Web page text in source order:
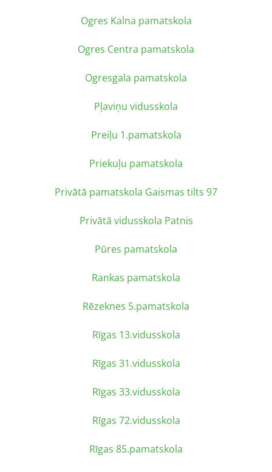
Ogres Kalna pamatskola
Ogres Centra pamatskola
Ogresgala pamatskola
Pļaviņu vidusskola
Preiļu 1.pamatskola
Priekuļu pamatskola
Privātā pamatskola Gaismas tilts 97
Privātā vidusskola Patnis
Pūres pamatskola
Rankas pamatskola
Rēzeknes 5.pamatskola
Rīgas 13.vidusskola
Rīgas 31.vidusskola
Rīgas 33.vidusskola
Rīgas 72.vidusskola
Rīgas 85.pamatskola